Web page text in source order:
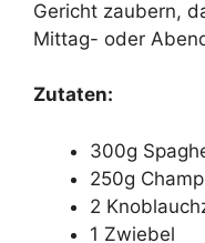
Gericht zaubern,
Mittag- oder
Zutaten:
300g
250g
2
1 Zwiebel